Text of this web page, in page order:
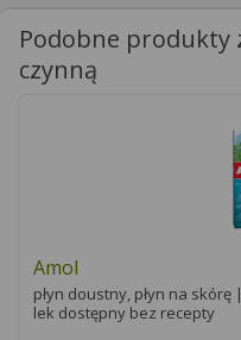
Podobne produkty
czynną
Amol
płyn doustny, płyn na skórę
lek dostępny bez recepty